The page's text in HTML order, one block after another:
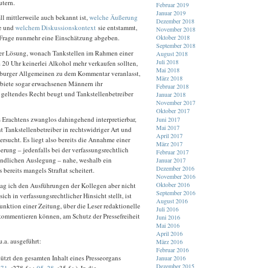
mittlerweile auch bekannt ist,welche Äußerung
und welchem Diskussionskontext sie entstammt,
nunmehr eine Einschätzung abgeben.
Lösung, wonach Tankstellen im Rahmen einer
Uhr keinerlei Alkohol mehr verkaufen sollten,
Allgemeinen zu dem Kommentar veranlasst,
sogar erwachsenen Männern ihr
Recht beugt und Tankstellenbetreiber
Erachtens zwanglos dahingehend interpretierbar,
Tankstellenbetreiber in rechtswidriger Art und
Es liegt also bereits die Annahme einer
– jedenfalls bei der verfassungsrechtlich
Auslegung – nahe, weshalb ein
bereits mangels Straftat scheitert.
ich den Ausführungen der Kollegen aber nicht
in verfassungsrechtlicher Hinsicht stellt, ist
einer Zeitung, über die Leser redaktionelle
können, am Schutz der Pressefreiheit
ausgeführt:
den gesamten Inhalt eines Presseorgans
Februar 2019
Januar 2019
Dezember 2018
November 2018
Oktober 2018
September 2018
August 2018
Juli 2018
Mai 2018
März 2018
Februar 2018
Januar 2018
November 2017
Oktober 2017
Juni 2017
Mai 2017
April 2017
März 2017
Februar 2017
Januar 2017
Dezember 2016
November 2016
Oktober 2016
September 2016
August 2016
Juli 2016
Juni 2016
Mai 2016
April 2016
März 2016
Februar 2016
Januar 2016
Dezember 2015